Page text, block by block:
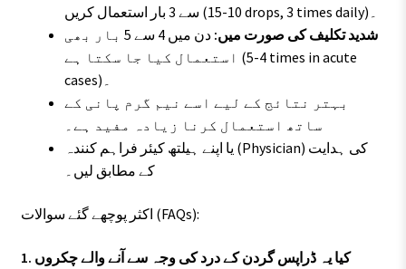
سے 3 بار استعمال کریں (10-15 drops, 3 times daily)۔
شدید تکلیف کی صورت میں:
دن میں 4 سے 5 بار بھی
استعمال کیا جا سکتا ہے (4-5 times in acute
cases)۔
بہتر نتائج کے لیے اسے نیم گرم پانی کے
ساتھ استعمال کرنا زیادہ مفید ہے۔
یا اپنے ہیلتھ کیئر فراہم کنندہ (Physician) کی ہدایت
کے مطابق لیں۔
اکثر پوچھے گئے سوالات (FAQs):
1. کیا یہ ڈراپس گردن کے درد کی وجہ سے آنے والے چکروں